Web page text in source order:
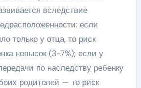
вследствие
если
только у отца, то риск
невысок (3-7%); если у
по наследству ребенку
родителей — то риск